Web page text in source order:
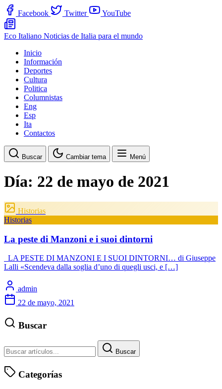
Facebook Twitter YouTube
Eco Italiano Noticias de Italia para el mundo
Inicio
Información
Deportes
Cultura
Politica
Columnistas
Eng
Esp
Ita
Contactos
Buscar Cambiar tema Menú
Día: 22 de mayo de 2021
Historias
Historias
La peste di Manzoni e i suoi dintorni
LA PESTE DI MANZONI E I SUOI DINTORNI… di Giuseppe
Lalli «Scendeva dalla soglia d’uno di quegli usci, e […]
admin
22 de mayo, 2021
Buscar
Buscar
Categorías